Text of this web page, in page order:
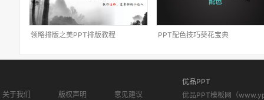
领略排版之美PPT排版教程 PPT配色技巧葵花宝典
关于我们 版权声明 意见建议
优品PPT
优品PPT模板网（